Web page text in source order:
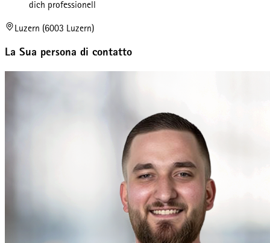
dich professionell
Luzern (6003 Luzern)
La Sua persona di contatto